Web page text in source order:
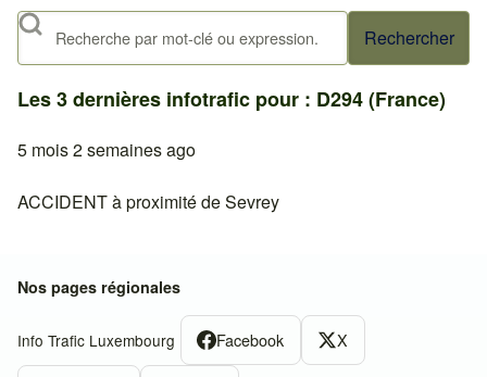
Rechercher
Les 3 dernières infotrafic pour : D294 (France)
5 mois 2 semaines ago
ACCIDENT à proximité de Sevrey
Nos pages régionales
Info Trafic Luxembourg Facebook X